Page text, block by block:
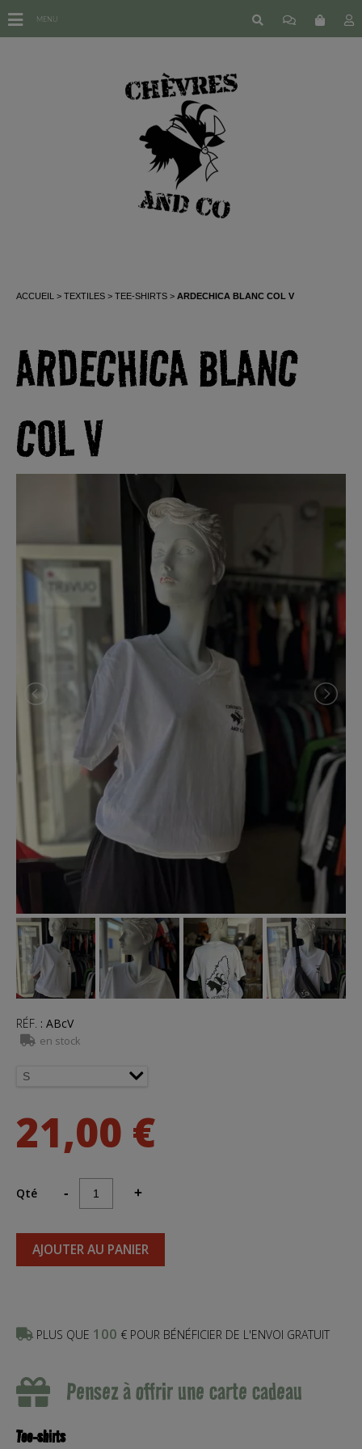
ACCUEIL TEXTILES TEE-SHIRTS ARDECHICA BLANC COL V
ARDECHICA BLANC
COL V
RÉF. : ABcV
en stock
21,00 €
Qté - +
AJOUTER AU PANIER
PLUS QUE 100 € POUR BÉNÉFICIER DE L'ENVOI GRATUIT
Pensez à offrir une carte cadeau
Tee-shirts
MENU